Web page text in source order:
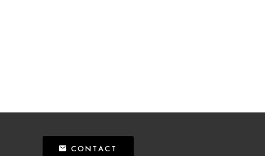
CONTACT